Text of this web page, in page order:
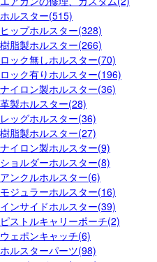
ホルスター(515)
ヒップホルスター(328)
樹脂製ホルスター(266)
ロック無しホルスター(70)
ロック有りホルスター(196)
ナイロン製ホルスター(36)
革製ホルスター(28)
レッグホルスター(36)
樹脂製ホルスター(27)
ナイロン製ホルスター(9)
ショルダーホルスター(8)
アンクルホルスター(6)
モジュラーホルスター(16)
インサイドホルスター(39)
ピストルキャリーポーチ(2)
ウェポンキャッチ(6)
ホルスターパーツ(98)